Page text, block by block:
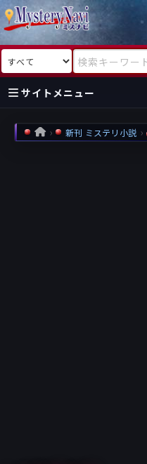
検索対象 検索キーワード
サイトメニュー
国内
作家
海外
作家
HOME 新刊 ミステリ小説